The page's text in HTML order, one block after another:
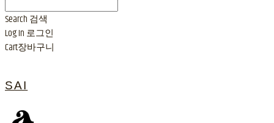
Search 검색
Log In 로그인
Cart장바구니
SAI